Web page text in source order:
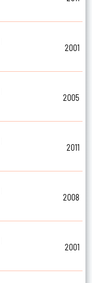
2001
2005
2011
2008
2001